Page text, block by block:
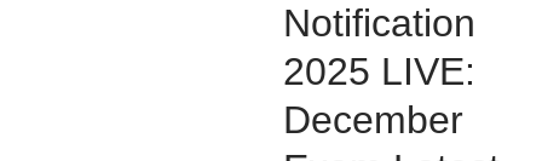
Notification
2025 LIVE:
December